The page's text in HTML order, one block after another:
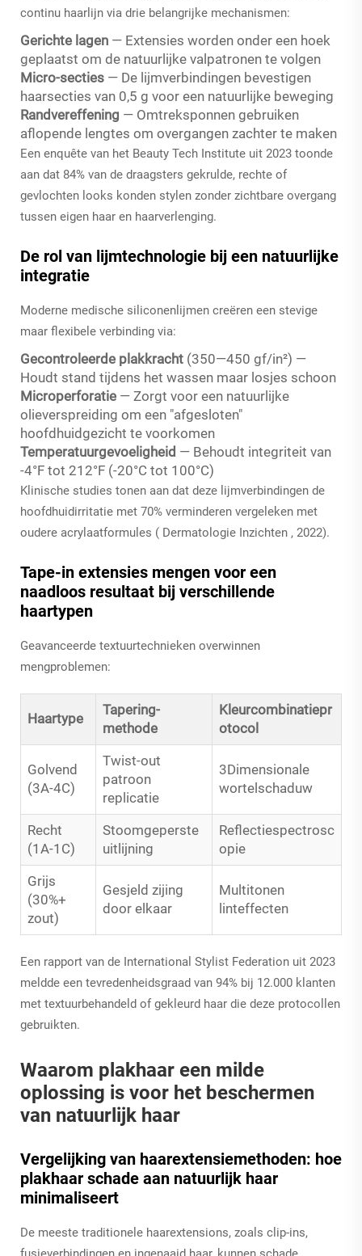
continu haarlijn via drie belangrijke mechanismen:
Gerichte lagen — Extensies worden onder een hoek
geplaatst om de natuurlijke valpatronen te volgen
Micro-secties — De lijmverbindingen bevestigen
haarsecties van 0,5 g voor een natuurlijke beweging
Randvereffening — Omtreksponnen gebruiken
aflopende lengtes om overgangen zachter te maken
Een enquête van het Beauty Tech Institute uit 2023 toonde
aan dat 84% van de draagsters gekrulde, rechte of
gevlochten looks konden stylen zonder zichtbare overgang
tussen eigen haar en haarverlenging.
De rol van lijmtechnologie bij een natuurlijke
integratie
Moderne medische siliconenlijmen creëren een stevige
maar flexibele verbinding via:
Gecontroleerde plakkracht (350—450 gf/in²) —
Houdt stand tijdens het wassen maar losjes schoon
Microperforatie — Zorgt voor een natuurlijke
olieverspreiding om een "afgesloten"
hoofdhuidgezicht te voorkomen
Temperatuurgevoeligheid — Behoudt integriteit van
-4°F tot 212°F (-20°C tot 100°C)
Klinische studies tonen aan dat deze lijmverbindingen de
hoofdhuidirritatie met 70% verminderen vergeleken met
oudere acrylaatformules ( Dermatologie Inzichten , 2022).
Tape-in extensies mengen voor een
naadloos resultaat bij verschillende
haartypen
Geavanceerde textuurtechnieken overwinnen
mengproblemen:
Haartype
Tapering-
methode
Kleurcombinatiepr
otocol
Golvend
(3A-4C)
Twist-out
patroon
replicatie
3Dimensionale
wortelschaduw
Recht
(1A-1C)
Stoomgeperste
uitlijning
Reflectiespectrosc
opie
Grijs
(30%+
zout)
Gesjeld zijing
door elkaar
Multitonen
linteffecten
Een rapport van de International Stylist Federation uit 2023
meldde een tevredenheidsgraad van 94% bij 12.000 klanten
met textuurbehandeld of gekleurd haar die deze protocollen
gebruikten.
Waarom plakhaar een milde
oplossing is voor het beschermen
van natuurlijk haar
Vergelijking van haarextensiemethoden: hoe
plakhaar schade aan natuurlijk haar
minimaliseert
De meeste traditionele haarextensions, zoals clip-ins,